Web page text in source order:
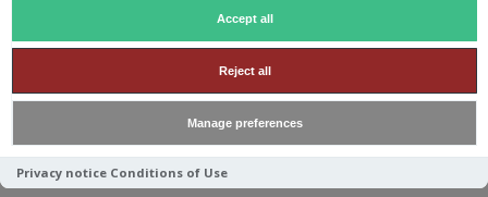
Accept all
Reject all
Manage preferences
Privacy notice Conditions of Use
CENTENARIO